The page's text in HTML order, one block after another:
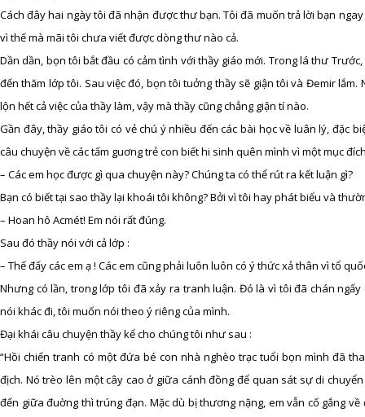
Cách đây hai ngày tôi đã nhận được thư bạn. Tôi đã muốn trả lời bạn
vì thế mà mãi tôi chưa viết được dòng thư nào cả.
Dần dần, bọn tôi bắt đầu có cảm tình với thầy giáo mới. Trong lá thư
đến thăm lớp tôi. Sau việc đó, bọn tôi tuởng thầy sẽ giận tôi và Đemir
lộn hết cả việc của thầy làm, vậy mà thầy cũng chẳng giận tí nào.
Gần đây, thầy giáo tôi có vẻ chú ý nhiều đến các bài học về luân lý, đặc
câu chuyện về các tấm guơng trẻ con biết hi sinh quên mình vì một mục
– Các em học được gì qua chuyện này? Chúng ta có thể rút ra kết luận gì?
Bạn có biết tại sao thầy lại khoái tôi không? Bởi vì tôi hay phát biểu và
– Hoan hô Acmét! Em nói rất đúng.
Sau đó thầy nói với cả lớp :
– Thế đấy các em ạ ! Các em cũng phải luôn luôn có ý thức xả thân vì tổ
Nhưng có lần, trong lớp tôi đã xảy ra tranh luận. Đó là vì tôi đã chán
nói khác đi, tôi muốn nói theo ý riêng của mình.
Đại khái câu chuyện thầy kể cho chúng tôi như sau :
“Hồi chiến tranh có một đứa bé con nhà nghèo trạc tuổi bọn mình đã
địch. Nó trèo lên một cây cao ở giữa cánh đồng để quan sát sự di
đến giữa đuờng thì trúng đạn. Mặc dù bị thương nặng, em vẫn cố gắng